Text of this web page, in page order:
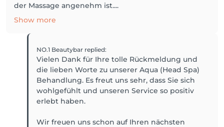
der Massage angenehm ist....
Show more
NO.1 Beautybar replied:
Vielen Dank für Ihre tolle Rückmeldung und
die lieben Worte zu unserer Aqua (Head Spa)
Behandlung. Es freut uns sehr, dass Sie sich
wohlgefühlt und unseren Service so positiv
erlebt haben.
Wir freuen uns schon auf Ihren nächsten